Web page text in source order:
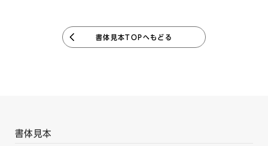
書体見本TOPへもどる
書体見本